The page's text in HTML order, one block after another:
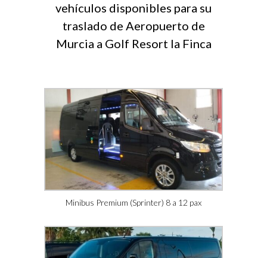
vehículos disponibles para su
traslado de Aeropuerto de
Murcia a Golf Resort la Finca
Minibus Premium (Sprinter) 8 a 12 pax